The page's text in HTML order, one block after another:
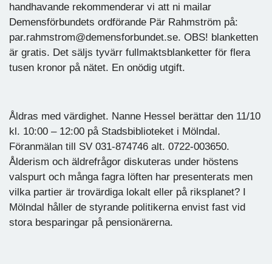
handhavande rekommenderar vi att ni mailar
Demensförbundets ordförande Pär Rahmström på:
par.rahmstrom@demensforbundet.se. OBS! blanketten
är gratis. Det säljs tyvärr fullmaktsblanketter för flera
tusen kronor på nätet. En onödig utgift.
Åldras med värdighet. Nanne Hessel berättar den 11/10
kl. 10:00 – 12:00 på Stadsbiblioteket i Mölndal.
Föranmälan till SV 031-874746 alt. 0722-003650.
Ålderism och äldrefrågor diskuteras under höstens
valspurt och många fagra löften har presenterats men
vilka partier är trovärdiga lokalt eller på riksplanet? I
Mölndal håller de styrande politikerna envist fast vid
stora besparingar på pensionärerna.